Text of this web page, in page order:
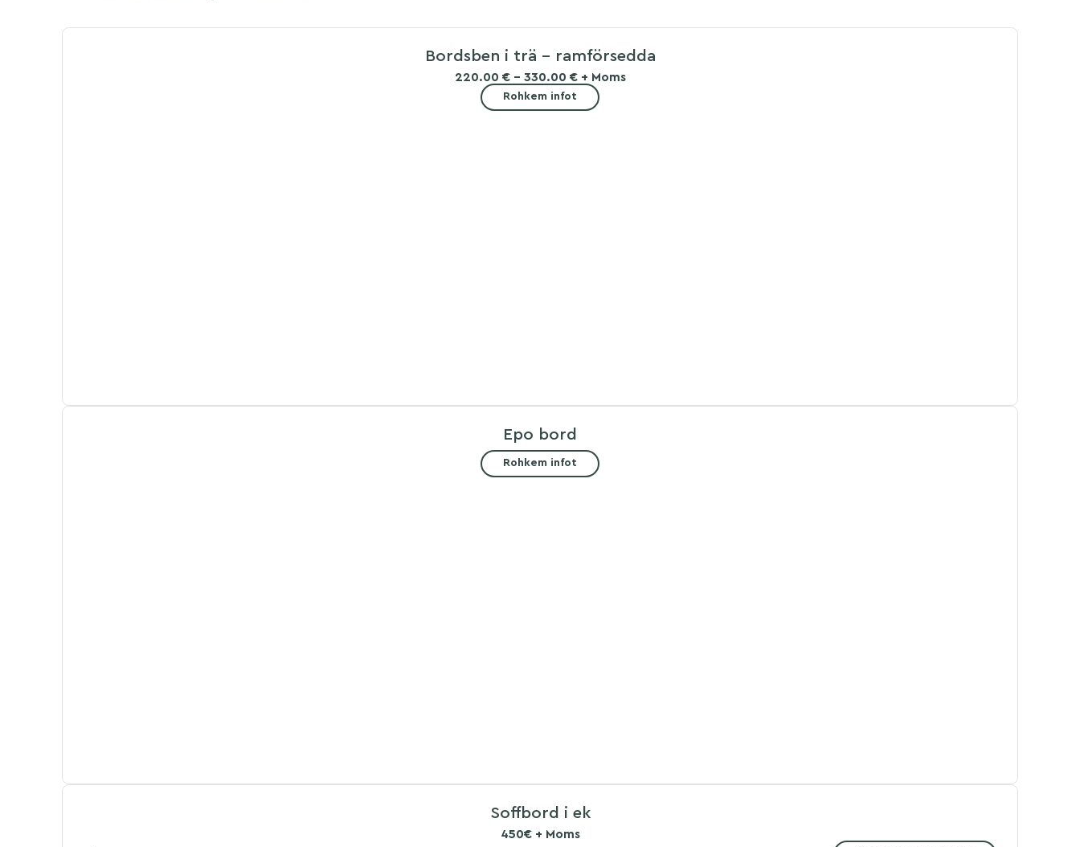
Bordsben i trä – ramförsedda
220.00 € - 330.00 € + Moms
Rohkem infot
Epo bord
Rohkem infot
Soffbord i ek
450€ + Moms